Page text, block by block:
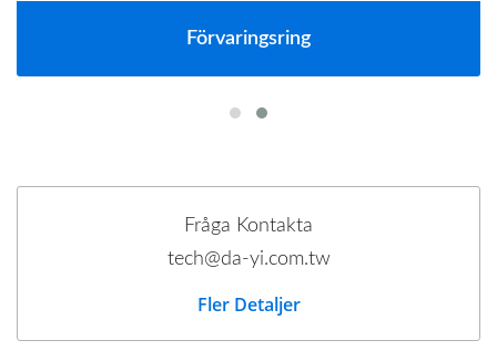
Förvaringsring
Fråga Kontakta
tech@da-yi.com.tw
Fler Detaljer